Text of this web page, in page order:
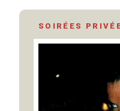
SOIRÉES